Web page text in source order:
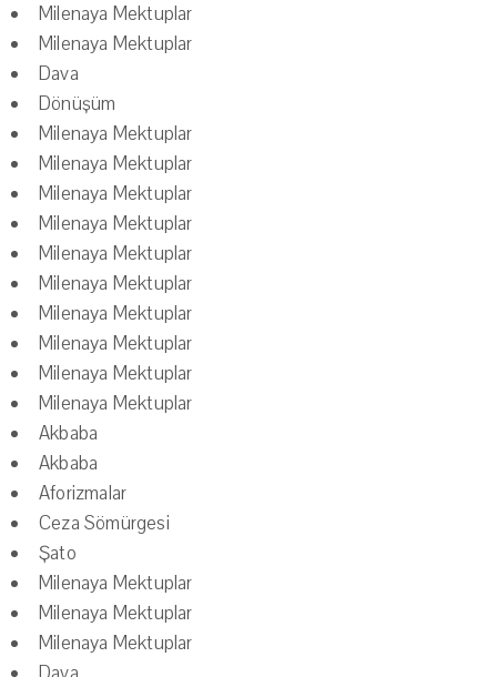
Milenaya Mektuplar
Milenaya Mektuplar
Dava
Dönüşüm
Milenaya Mektuplar
Milenaya Mektuplar
Milenaya Mektuplar
Milenaya Mektuplar
Milenaya Mektuplar
Milenaya Mektuplar
Milenaya Mektuplar
Milenaya Mektuplar
Milenaya Mektuplar
Milenaya Mektuplar
Akbaba
Akbaba
Aforizmalar
Ceza Sömürgesi
Şato
Milenaya Mektuplar
Milenaya Mektuplar
Milenaya Mektuplar